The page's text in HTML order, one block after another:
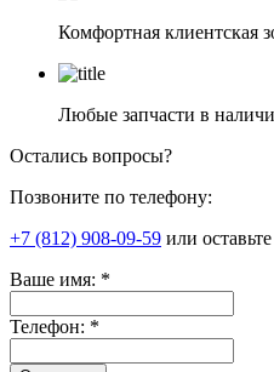
Комфортная клиентская
Любые запчасти в
Остались вопросы?
Позвоните по телефону:
+7 (812) 908-09-59 или
Ваше имя: *
Телефон: *